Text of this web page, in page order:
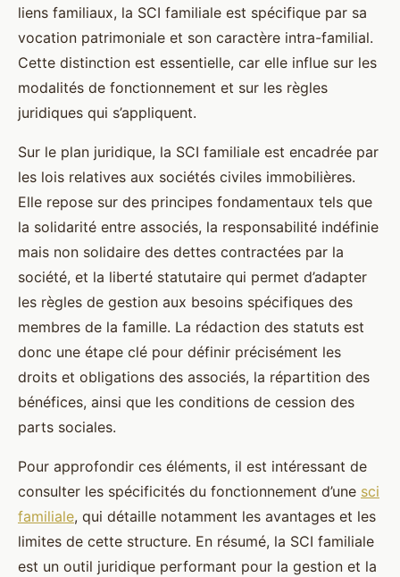
liens familiaux, la SCI familiale est spécifique par sa
vocation patrimoniale et son caractère intra-familial.
Cette distinction est essentielle, car elle influe sur les
modalités de fonctionnement et sur les règles
juridiques qui s’appliquent.
Sur le plan juridique, la SCI familiale est encadrée par
les lois relatives aux sociétés civiles immobilières.
Elle repose sur des principes fondamentaux tels que
la solidarité entre associés, la responsabilité indéfinie
mais non solidaire des dettes contractées par la
société, et la liberté statutaire qui permet d’adapter
les règles de gestion aux besoins spécifiques des
membres de la famille. La rédaction des statuts est
donc une étape clé pour définir précisément les
droits et obligations des associés, la répartition des
bénéfices, ainsi que les conditions de cession des
parts sociales.
Pour approfondir ces éléments, il est intéressant de
consulter les spécificités du fonctionnement d’une sci
familiale, qui détaille notamment les avantages et les
limites de cette structure. En résumé, la SCI familiale
est un outil juridique performant pour la gestion et la